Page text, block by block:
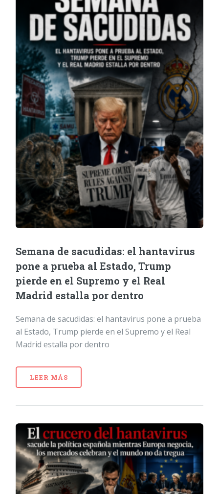
Semana de sacudidas: el hantavirus
pone a prueba al Estado, Trump
pierde en el Supremo y el Real
Madrid estalla por dentro
Semana de sacudidas: el hantavirus pone a prueba
al Estado, Trump pierde en el Supremo y el Real
Madrid estalla por dentro
LEER MÁS